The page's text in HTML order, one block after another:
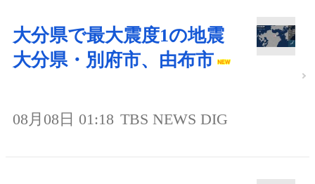
大分県で最大震度1の地震
大分県・別府市、由布市
08月08日 01:18 TBS NEWS DIG